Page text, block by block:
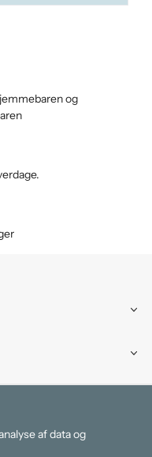
og
af data og